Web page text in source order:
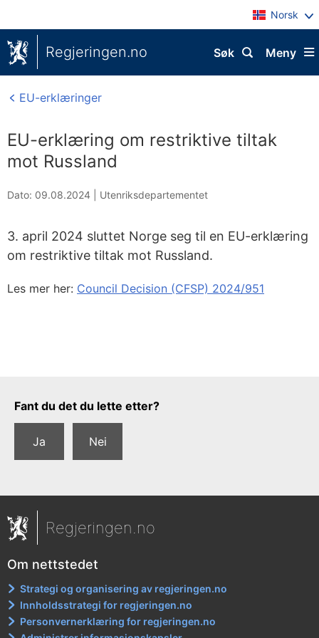
Norsk
Regjeringen.no Meny
Søk
EU-erklæringer
EU-erklæring om restriktive tiltak
mot Russland
Dato: 09.08.2024 Utenriksdepartementet
3. april 2024 sluttet Norge seg til en EU-erklæring
om restriktive tiltak mot Russland.
Les mer her: Council Decision (CFSP) 2024/951
Tilbakemeldingsskjema
Fant du det du lette etter?
Ja Nei
Regjeringen.no
Om nettstedet
Strategi og organisering av regjeringen.no
Innholdsstrategi for regjeringen.no
Personvernerklæring for regjeringen.no